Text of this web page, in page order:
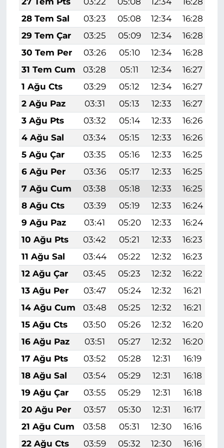
28 Tem Sal
03:23 05:08 12:34 16:28
29 Tem Çar
03:25 05:09 12:34 16:28
30 Tem Per
03:26 05:10 12:34 16:28
31 Tem Cum
03:28 05:11 12:34 16:27
1 Ağu Cts
03:29 05:12 12:34 16:27
2 Ağu Paz
03:31 05:13 12:33 16:27
3 Ağu Pts
03:32 05:14 12:33 16:26
4 Ağu Sal
03:34 05:15 12:33 16:26
5 Ağu Çar
03:35 05:16 12:33 16:25
6 Ağu Per
03:36 05:17 12:33 16:25
7 Ağu Cum
03:38 05:18 12:33 16:25
8 Ağu Cts
03:39 05:19 12:33 16:24
9 Ağu Paz
03:41 05:20 12:33 16:24
10 Ağu Pts
03:42 05:21 12:33 16:23
11 Ağu Sal
03:44 05:22 12:32 16:23
12 Ağu Çar
03:45 05:23 12:32 16:22
13 Ağu Per
03:47 05:24 12:32 16:21
14 Ağu Cum
03:48 05:25 12:32 16:21
15 Ağu Cts
03:50 05:26 12:32 16:20
16 Ağu Paz
03:51 05:27 12:32 16:20
17 Ağu Pts
03:52 05:28 12:31 16:19
18 Ağu Sal
03:54 05:29 12:31 16:18
19 Ağu Çar
03:55 05:29 12:31 16:18
20 Ağu Per
03:57 05:30 12:31 16:17
21 Ağu Cum
03:58 05:31 12:30 16:16
22 Ağu Cts
03:59 05:32 12:30 16:16